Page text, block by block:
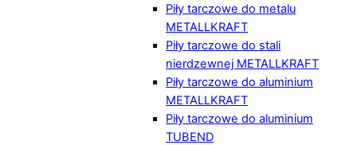
Piły tarczowe do metalu
METALLKRAFT
Piły tarczowe do stali
nierdzewnej METALLKRAFT
Piły tarczowe do aluminium
METALLKRAFT
Piły tarczowe do aluminium
TUBEND